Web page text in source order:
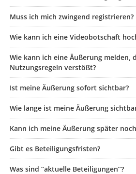
Muss ich mich zwingend registrieren?
Wie kann ich eine Videobotschaft
Wie kann ich eine Äußerung melden,
Nutzungsregeln verstößt?
Ist meine Äußerung sofort sichtbar?
Wie lange ist meine Äußerung
Kann ich meine Äußerung später
Gibt es Beteiligungsfristen?
Was sind “aktuelle Beteiligungen”?